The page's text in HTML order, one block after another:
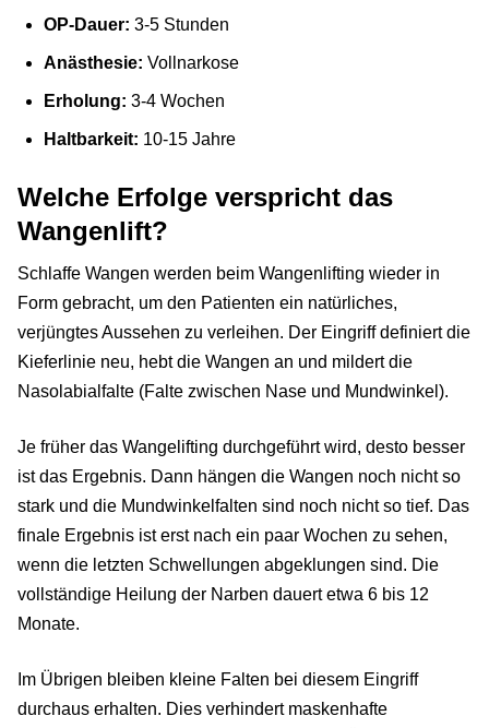
OP-Dauer: 3-5 Stunden
Anästhesie: Vollnarkose
Erholung: 3-4 Wochen
Haltbarkeit: 10-15 Jahre
Welche Erfolge verspricht das
Wangenlift?
Schlaffe Wangen werden beim Wangenlifting wieder in
Form gebracht, um den Patienten ein natürliches,
verjüngtes Aussehen zu verleihen. Der Eingriff definiert die
Kieferlinie neu, hebt die Wangen an und mildert die
Nasolabialfalte (Falte zwischen Nase und Mundwinkel).
Je früher das Wangelifting durchgeführt wird, desto besser
ist das Ergebnis. Dann hängen die Wangen noch nicht so
stark und die Mundwinkelfalten sind noch nicht so tief. Das
finale Ergebnis ist erst nach ein paar Wochen zu sehen,
wenn die letzten Schwellungen abgeklungen sind. Die
vollständige Heilung der Narben dauert etwa 6 bis 12
Monate.
Im Übrigen bleiben kleine Falten bei diesem Eingriff
durchaus erhalten. Dies verhindert maskenhafte